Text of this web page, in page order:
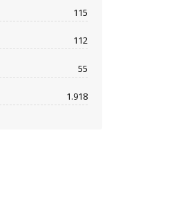
115
112
55
1.918